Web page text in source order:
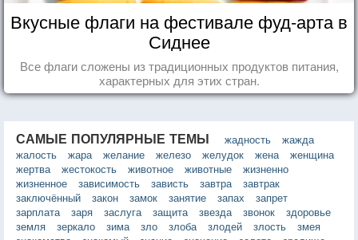
Вкусные флаги на фестивале фуд-арта в
Сиднее
Все флаги сложены из традиционных продуктов питания,
характерных для этих стран.
САМЫЕ ПОПУЛЯРНЫЕ ТЕМЫ жадность
жажда
жалость
жара желание железо желудок жена
женщина
жертва
жестокость животное животные
жизненно
жизненное
зависимость зависть завтра
завтрак
заключённый
закон замок занятие запах
запрет
зарплата
заря заслуга защита звезда звонок
здоровье
земля
зеркало зима зло злоба злодей злость
змея